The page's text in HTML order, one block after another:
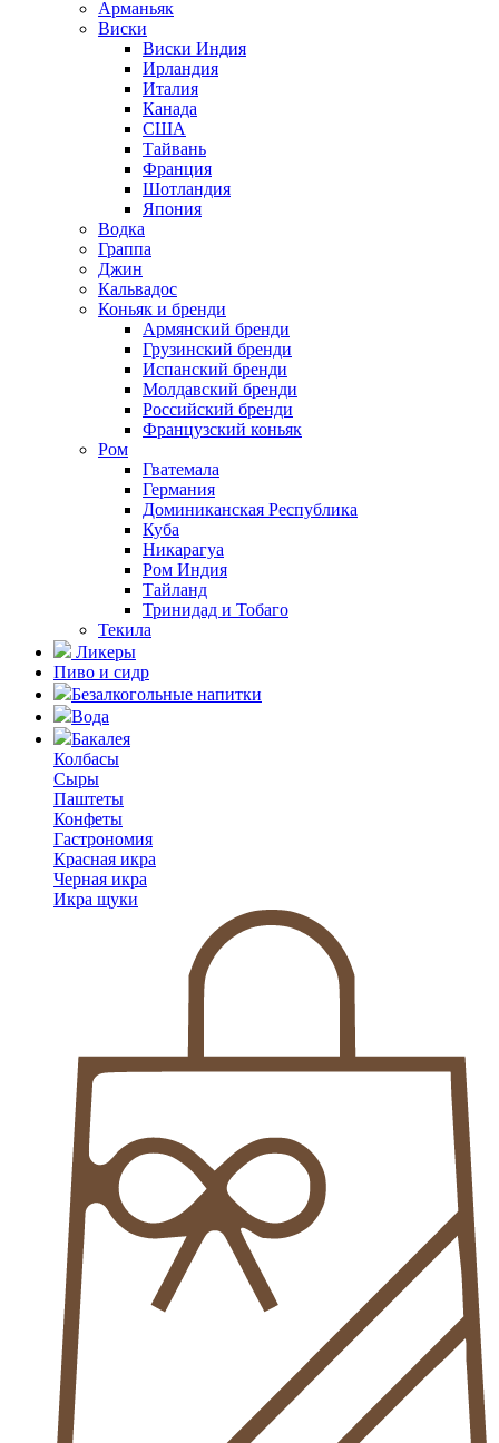
Арманьяк
Виски
Виски Индия
Ирландия
Италия
Канада
США
Тайвань
Франция
Шотландия
Япония
Водка
Граппа
Джин
Кальвадос
Коньяк и бренди
Армянский бренди
Грузинский бренди
Испанский бренди
Молдавский бренди
Российский бренди
Французский коньяк
Ром
Гватемала
Германия
Доминиканская Республика
Куба
Никарагуа
Ром Индия
Тайланд
Тринидад и Тобаго
Текила
Ликеры
Пиво и сидр
Безалкогольные напитки
Вода
Бакалея
Колбасы
Сыры
Паштеты
Конфеты
Гастрономия
Красная икра
Черная икра
Икра щуки